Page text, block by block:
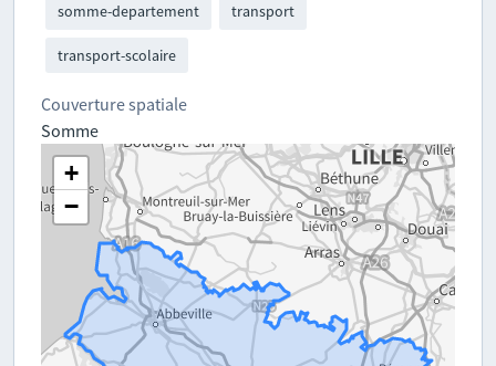
somme-departement transport
transport-scolaire
Couverture spatiale
Somme
+
−